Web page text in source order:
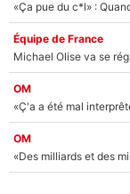
Équipe de France
OM
OM